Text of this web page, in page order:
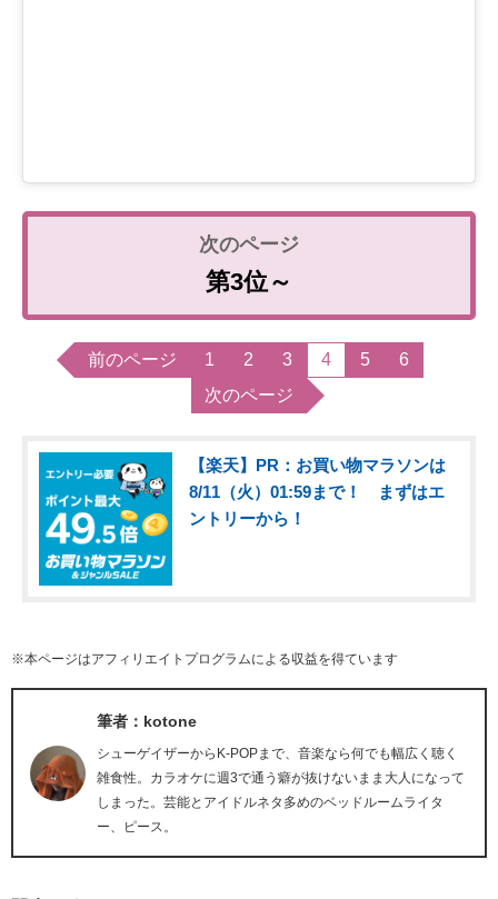
第3位～
前のページ 1 2 3 4 5
6
次のページ
【楽天】PR：お買い物マラソンは
8/11（火）01:59まで！ まずはエ
ントリーから！
※本ページはアフィリエイトプログラムによる収益を得ています
筆者：kotone
シューゲイザーからK-POPまで、音楽なら何でも幅広く聴く
雑食性。カラオケに週3で通う癖が抜けないまま大人になって
しまった。芸能とアイドルネタ多めのベッドルームライタ
ー、ピース。